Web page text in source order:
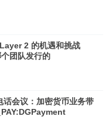
2 的机遇和挑战
团队发行的
会议：加密货币业务带